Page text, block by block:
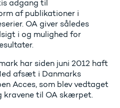
adgang til
af publikationer i
OA giver således
i og mulighed for
har siden juni 2012 haft
afsæt i Danmarks
Acces, som blev vedtaget
kravene til OA skærpet.